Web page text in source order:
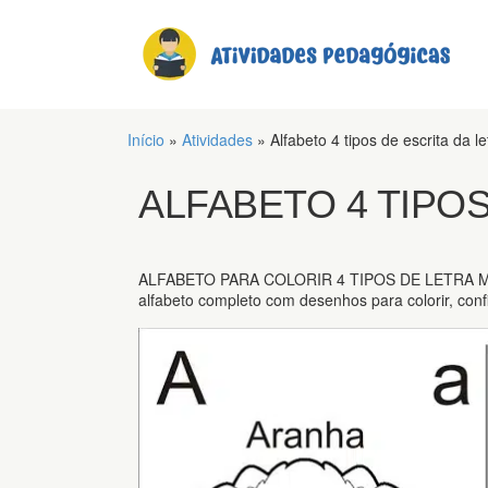
Início » Atividades » Alfabeto 4 tipos de escrita da
ALFABETO 4
ALFABETO PARA COLORIR 4 TIPOS DE LETRA
alfabeto completo com desenhos para colorir,